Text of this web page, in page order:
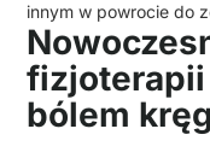
innym w powrocie do
fizjoterapii
bólem